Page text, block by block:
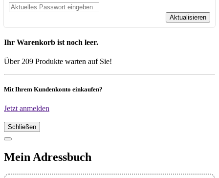
Aktualisieren
Ihr Warenkorb ist noch leer.
Über 209 Produkte warten auf Sie!
Mit Ihrem Kundenkonto einkaufen?
Jetzt anmelden
Schließen
Mein Adressbuch